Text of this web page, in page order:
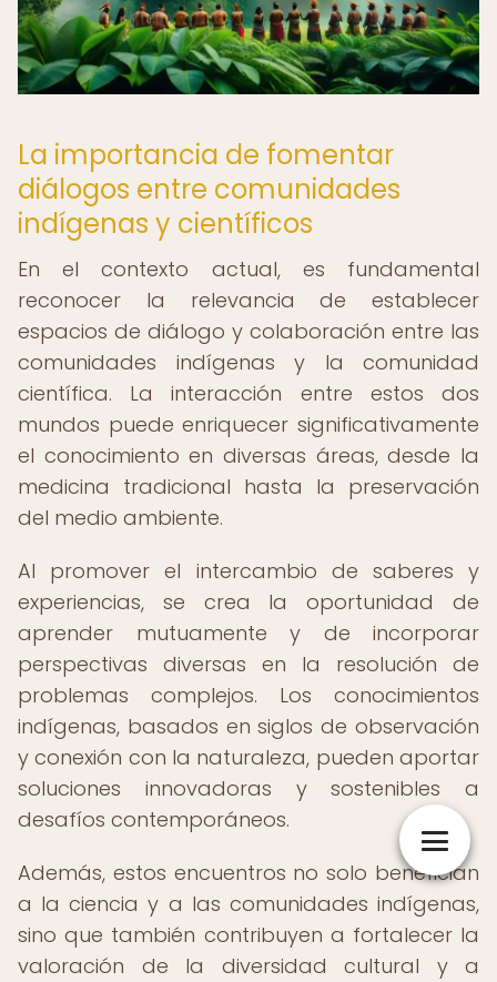
La importancia de fomentar
diálogos entre comunidades
indígenas y científicos
En el contexto actual, es fundamental
reconocer la relevancia de establecer
espacios de diálogo y colaboración entre las
comunidades indígenas y la comunidad
científica. La interacción entre estos dos
mundos puede enriquecer significativamente
el conocimiento en diversas áreas, desde la
medicina tradicional hasta la preservación
del medio ambiente.
Al promover el intercambio de saberes y
experiencias, se crea la oportunidad de
aprender mutuamente y de incorporar
perspectivas diversas en la resolución de
problemas complejos. Los conocimientos
indígenas, basados en siglos de observación
y conexión con la naturaleza, pueden aportar
soluciones innovadoras y sostenibles a
desafíos contemporáneos.
Además, estos encuentros no solo benefician
a la ciencia y a las comunidades indígenas,
sino que también contribuyen a fortalecer la
valoración de la diversidad cultural y a